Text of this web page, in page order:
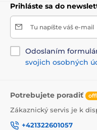
Prihláste sa do
Tu napíšte váš e-mail
Odoslaním
svojich osobných
Potrebujete poradiť
Zákaznický servis je k
+421322601057